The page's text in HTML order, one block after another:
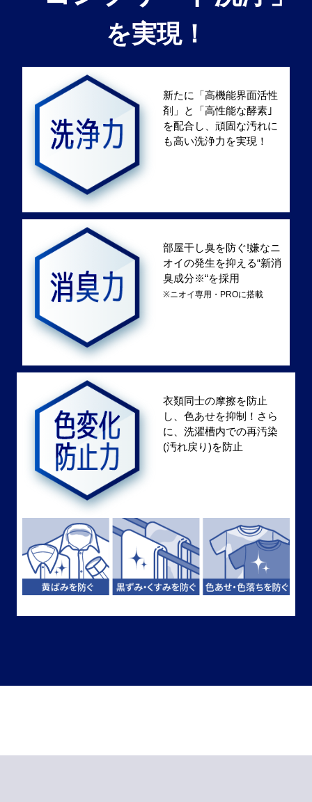
を実現！
新たに「高機能界面活性
剤」と「高性能な酵素｣
を配合し、頑固な汚れに
も高い洗浄力を実現！
部屋干し臭を防ぐ!嫌なニ
オイの発生を抑える“新消
臭成分※“を採用
※ニオイ専用・PROに搭載
衣類同士の摩擦を防止
し、色あせを抑制！さら
に、洗濯槽内での再汚染
(汚れ戻り)を防止